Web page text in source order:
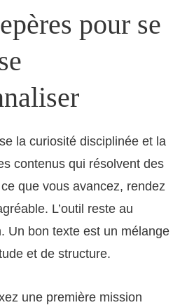
pour se
la curiosité disciplinée et la
contenus qui résolvent des
que vous avancez, rendez
L’outil reste au
Un bon texte est un mélange
et de structure.
une première mission